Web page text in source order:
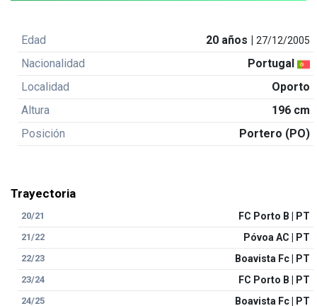
Edad 20 años |27/12/2005
Nacionalidad
Portugal
Localidad
Oporto
Altura
196 cm
Posición
Portero (PO)
Trayectoria
20/21 FC Porto B | PT
21/22 Póvoa AC | PT
22/23 Boavista Fc | PT
23/24 FC Porto B | PT
24/25 Boavista Fc | PT